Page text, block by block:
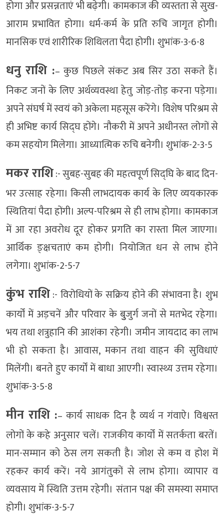
होगा और प्रसन्नताएं भी बढ़ेगी। कामकाज की व्यस्तता से सुख-
आराम प्रभावित होगा। धर्म-कर्म के प्रति रुचि जागृत होगी।
मानसिक एवं शारीरिक शिथिलता पैदा होगी। शुभांक-3-6-8
धनु राशि :– कुछ पिछले संकट अब सिर उठा सकते हैं।
निकट जनों के लिए अर्थव्यवस्था हेतु जोड़-तोड़ करना पड़ेगा।
अपने संघर्ष में स्वयं को अकेला महसूस करेंगे। विशेष परिश्रम से
ही अभिष्ट कार्य सिद्घ होंगे। नौकरी में अपने अधीनस्त लोगों से
कम सहयोग मिलेगा। आध्यात्मिक रुचि बनेगी। शुभांक-2-3-5
मकर राशि:- सुबह-सुबह की महत्वपूर्ण सिद्घि के बाद दिन-
भर उत्साह रहेगा। किसी लाभदायक कार्य के लिए व्ययकारक
स्थितियां पैदा होंगी। अल्प-परिश्रम से ही लाभ होगा। कामकाज
में आ रहा अवरोध दूर होकर प्रगति का रास्ता मिल जाएगा।
आर्थिक ङ्क्षचताएं कम होगी। नियोजित धन से लाभ होने
लगेगा। शुभांक-2-5-7
कुंभ राशि:- विरोधियों के सक्रिय होने की संभावना है। शुभ
कार्यों में अड़चनें और परिवार के बुुजुर्ग जनों से मतभेद रहेगा।
भय तथा शत्रुहानि की आशंका रहेगी। जमीन जायदाद का लाभ
भी हो सकता है। आवास, मकान तथा वाहन की सुविधाएं
मिलेंगी। बनते हुए कार्यों में बाधा आएगी। स्वास्थ्य उत्तम रहेगा।
शुभांक-3-5-8
मीन राशि :– कार्य साधक दिन है व्यर्थ न गंवाऐ। विश्वस्त
लोगों के कहे अनुसार चलें। राजकीय कार्यों में सतर्कता बरतें।
मान-सम्मान को ठेस लग सकती है। जोश से कम व होश में
रहकर कार्य करें। नये आगंतुकों से लाभ होगा। व्यापार व
व्यवसाय में स्थिति उत्तम रहेगी। संतान पक्ष की समस्या समाप्त
होगी। शुभांक-3-5-7